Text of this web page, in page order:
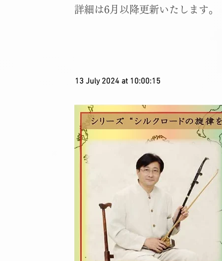
詳細は6月以降更新いたします。
13 July 2024 at 10:00:15